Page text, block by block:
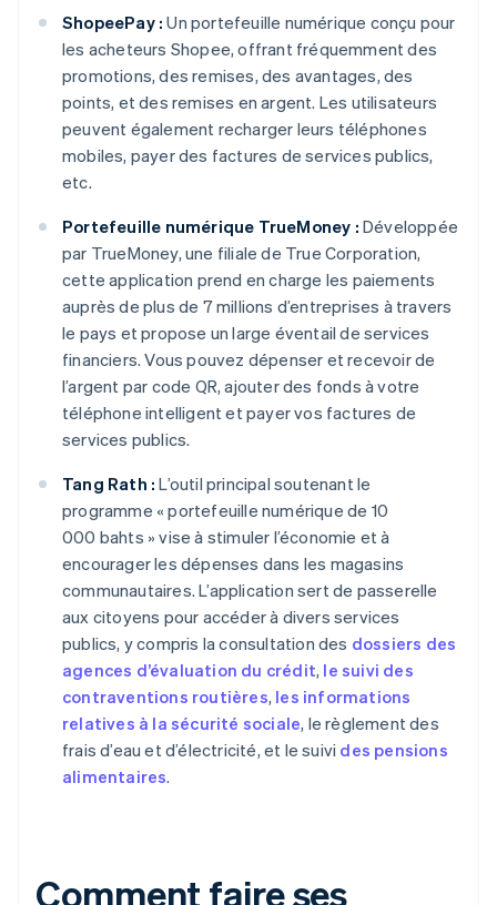
ShopeePay : Un portefeuille numérique conçu pour
les acheteurs Shopee, offrant fréquemment des
promotions, des remises, des avantages, des
points, et des remises en argent. Les utilisateurs
peuvent également recharger leurs téléphones
mobiles, payer des factures de services publics,
etc.
Portefeuille numérique TrueMoney : Développée
par TrueMoney, une filiale de True Corporation,
cette application prend en charge les paiements
auprès de plus de 7 millions d’entreprises à travers
le pays et propose un large éventail de services
financiers. Vous pouvez dépenser et recevoir de
l’argent par code QR, ajouter des fonds à votre
téléphone intelligent et payer vos factures de
services publics.
Tang Rath : L’outil principal soutenant le
programme « portefeuille numérique de 10
000 bahts » vise à stimuler l’économie et à
encourager les dépenses dans les magasins
communautaires. L’application sert de passerelle
aux citoyens pour accéder à divers services
publics, y compris la consultation des dossiers des
agences d’évaluation du crédit, le suivi des
contraventions routières, les informations
relatives à la sécurité sociale, le règlement des
frais d’eau et d’électricité, et le suivi des pensions
alimentaires.
Comment faire ses